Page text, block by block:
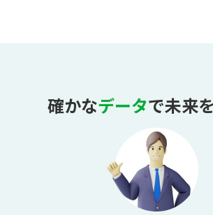
確かなデータで未来